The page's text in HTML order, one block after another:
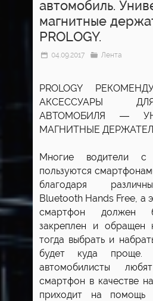
автомобиль.
магнитные
PROLOGY.
04.09.2017 Лента
PROLOGY
АКСЕССУАРЫ
АВТОМОБИЛЯ —
МАГНИТНЫЕ
Многие водители с
пользуются
благодаря
Bluetooth Hands Free, а
смартфон должен
закреплен и обращен
тогда выбрать и
будет куда проще.
автомобилисты
смартфон в качестве
приходит на помощь